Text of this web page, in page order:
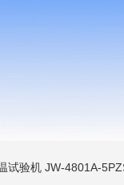
试验机 JW-4801A-